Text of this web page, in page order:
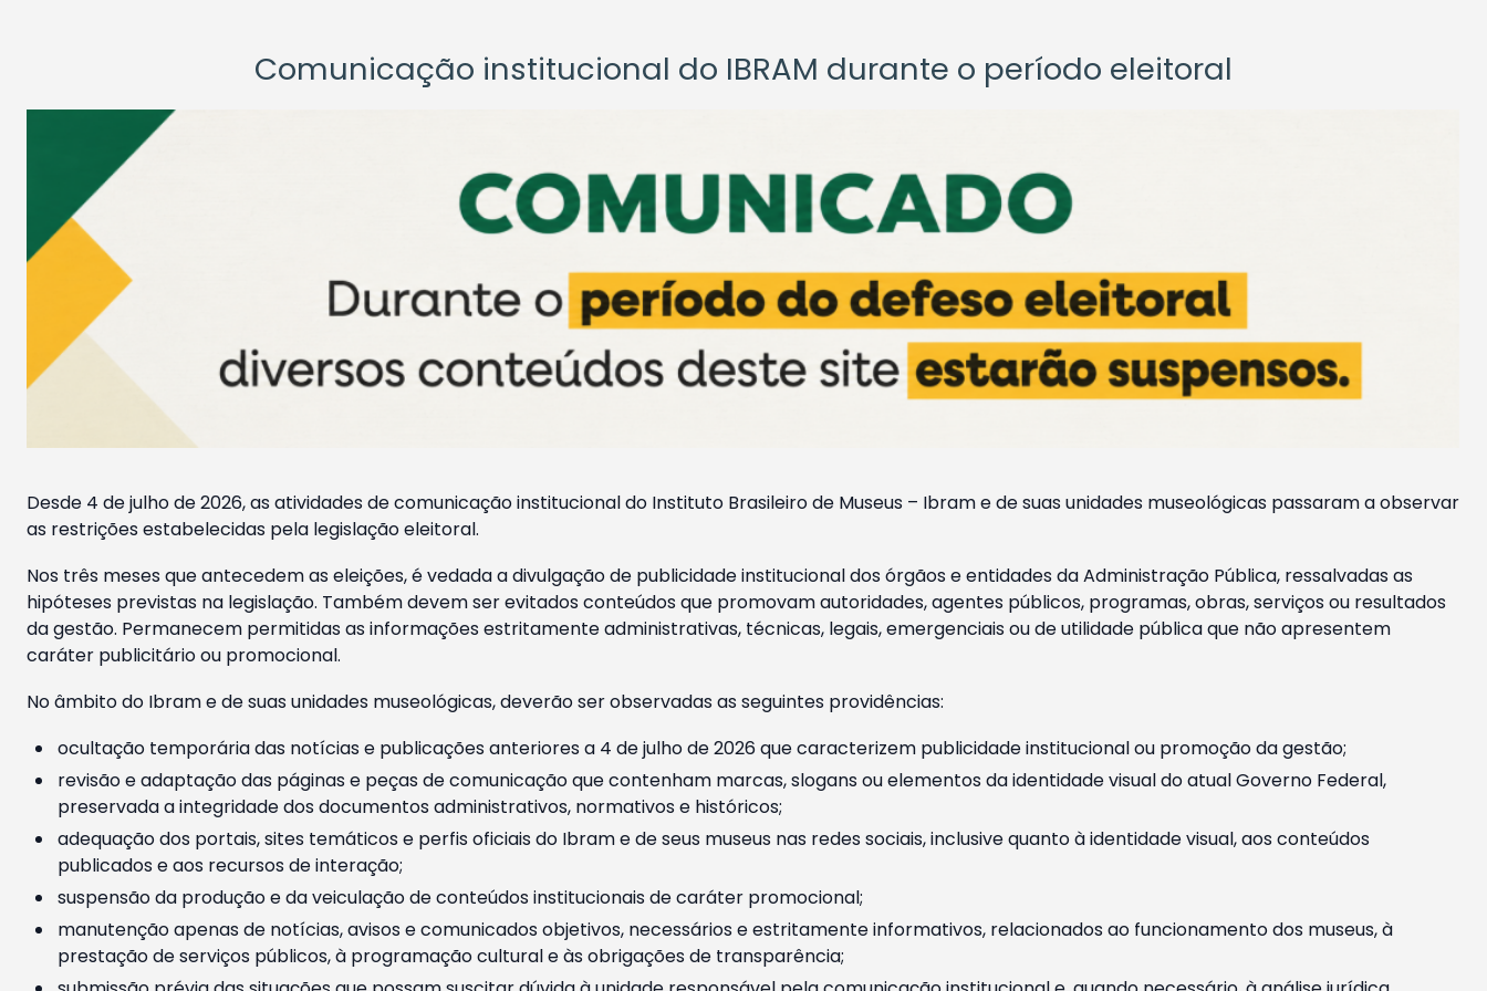
Comunicação institucional do IBRAM durante o período eleitoral
Desde 4 de julho de 2026, as atividades de comunicação institucional do Instituto Brasileiro de Museus – Ibram e de suas unidades museológicas passaram a observar
as restrições estabelecidas pela legislação eleitoral.
Nos três meses que antecedem as eleições, é vedada a divulgação de publicidade institucional dos órgãos e entidades da Administração Pública, ressalvadas as
hipóteses previstas na legislação. Também devem ser evitados conteúdos que promovam autoridades, agentes públicos, programas, obras, serviços ou resultados
da gestão. Permanecem permitidas as informações estritamente administrativas, técnicas, legais, emergenciais ou de utilidade pública que não apresentem
caráter publicitário ou promocional.
No âmbito do Ibram e de suas unidades museológicas, deverão ser observadas as seguintes providências:
ocultação temporária das notícias e publicações anteriores a 4 de julho de 2026 que caracterizem publicidade institucional ou promoção da gestão;
revisão e adaptação das páginas e peças de comunicação que contenham marcas, slogans ou elementos da identidade visual do atual Governo Federal,
preservada a integridade dos documentos administrativos, normativos e históricos;
adequação dos portais, sites temáticos e perfis oficiais do Ibram e de seus museus nas redes sociais, inclusive quanto à identidade visual, aos conteúdos
publicados e aos recursos de interação;
suspensão da produção e da veiculação de conteúdos institucionais de caráter promocional;
manutenção apenas de notícias, avisos e comunicados objetivos, necessários e estritamente informativos, relacionados ao funcionamento dos museus, à
prestação de serviços públicos, à programação cultural e às obrigações de transparência;